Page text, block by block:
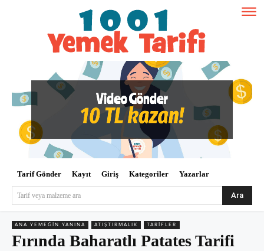
Tarif Gönder Kayıt Giriş Kategoriler Yazarlar
Tarif veya malzeme ara Ara
ANA YEMEĞIN YANINA ATIŞTIRMALIK TARIFLER
Fırında Baharatlı Patates Tarifi